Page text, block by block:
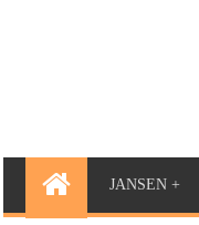
JANSEN +